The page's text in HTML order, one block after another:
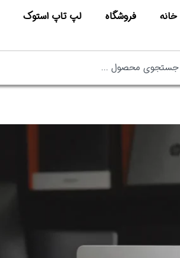
خانه فروشگاه لپ تاپ استوک